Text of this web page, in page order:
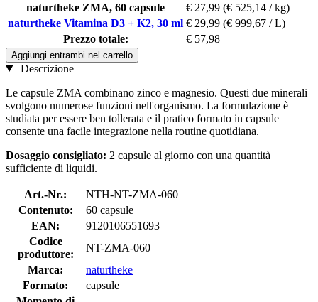
naturtheke ZMA, 60 capsule € 27,99 (€ 525,14 / kg)
naturtheke Vitamina D3 + K2, 30 ml € 29,99 (€ 999,67 / L)
Prezzo totale:
€ 57,98
Aggiungi entrambi nel carrello
Descrizione
Le capsule ZMA combinano zinco e magnesio. Questi due minerali
svolgono numerose funzioni nell'organismo. La formulazione è
studiata per essere ben tollerata e il pratico formato in capsule
consente una facile integrazione nella routine quotidiana.
Dosaggio consigliato: 2 capsule al giorno con una quantità
sufficiente di liquidi.
Art.-Nr.:
NTH-NT-ZMA-060
Contenuto:
60 capsule
EAN:
9120106551693
Codice
produttore:
NT-ZMA-060
Marca:
naturtheke
Formato:
capsule